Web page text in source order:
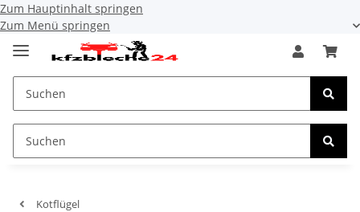
Zum Hauptinhalt springen
Zum Menü springen
Kotflügel